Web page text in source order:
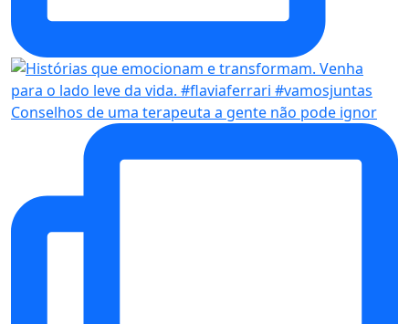
Conselhos de uma terapeuta a gente não pode ignor